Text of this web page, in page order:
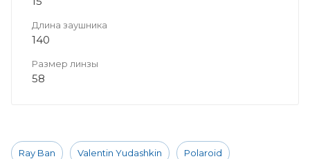
Длина заушника
140
Размер линзы
58
Ray Ban Valentin Yudashkin Polaroid